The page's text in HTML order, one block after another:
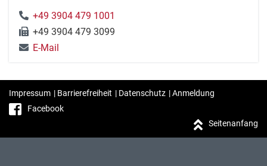
+49 3904 479 1001
+49 3904 479 3099
E-Mail
Impressum | Barrierefreiheit | Datenschutz |Anmeldung
Facebook
Seitenanfang